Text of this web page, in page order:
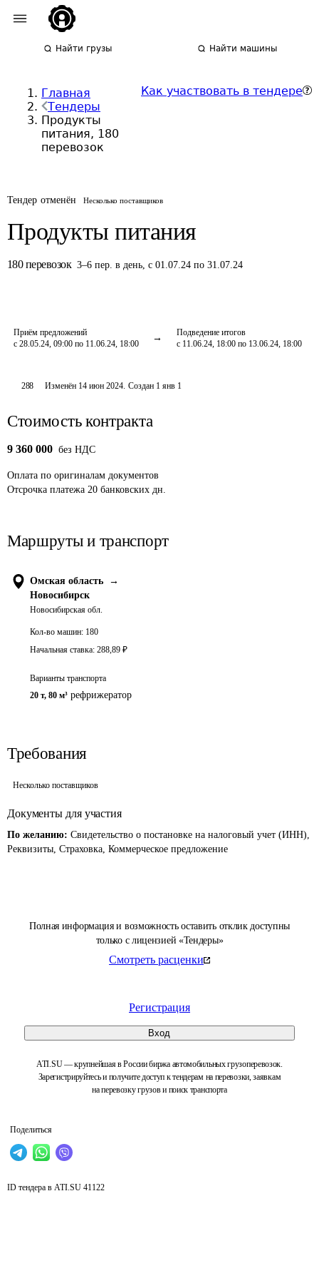
Найти грузы Найти машины
Главная
Тендеры
Продукты
питания, 180
перевозок
Как участвовать в тендере
Тендер отменён Несколько поставщиков
Продукты питания
180 перевозок 3–6 пер. в день,с 01.07.24 по 31.07.24
Приём предложений
с 28.05.24, 09:00 по 11.06.24, 18:00
Подведение итогов
с 11.06.24, 18:00 по 13.06.24, 18:00
Полная информация и возможность оставить отклик доступны
только с лицензией «Тендеры»
Смотреть расценки
Регистрация
Вход
ATI.SU — крупнейшая в России биржа автомобильных грузоперевозок.
Зарегистрируйтесь и получите доступ к тендерам на перевозки, заявкам
на перевозку грузов и поиск транспорта
Поделиться
288 Изменён 14 июн 2024. Создан 1 янв 1
Стоимость контракта
9 360 000 без НДС
Оплата по оригиналам документов
Отсрочка платежа 20 банковских дн.
Маршруты и транспорт
Омская область
→
Новосибирск
Новосибирская обл.
Кол-во машин: 180
Начальная ставка: 288,89 ₽
Варианты транспорта
20 т, 80 м³ рефрижератор
Требования
Несколько поставщиков
Документы для участия
По желанию: Свидетельство о постановке на налоговый учет (ИНН),
Реквизиты, Страховка, Коммерческое предложение
ID тендера в ATI.SU 41122